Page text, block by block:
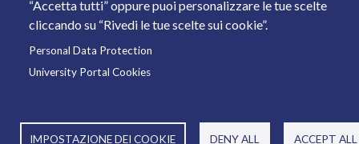
“Accetta tutti” oppure puoi personalizzare le tue scelte
cliccando su “Rivedi le tue scelte sui cookie”.
Personal Data Protection
University Portal Cookies
IMPOSTAZIONE DEI COOKIE DENY ALL ACCEPT ALL
Partita IVA: 01773710171 Codice Fiscale: 98007650173
© 2011 Università degli Studi di Brescia